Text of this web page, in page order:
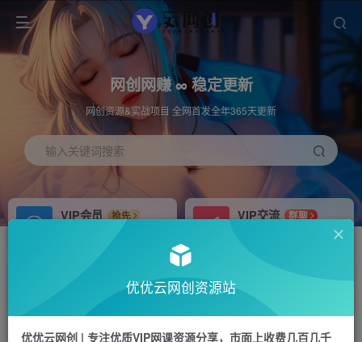
网创网赚 ∞ 稳定更新
网创资源&实战项目 全网首发全年365天更新
输入关键词搜索
VIP会员
抢先
免费下载全站资源
VIP交流
群聊
研究探讨更多创业项目路子。
站长V：hu91275
推荐
首页 福源网 正文
优优云网创资源站
优优云网创 | 专注优质VIP网课资源分享，市面上收费几百几千